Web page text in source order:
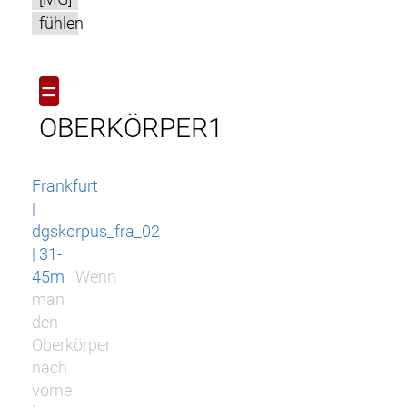
fühlen
=
OBERKÖRPER1
Frankfurt
|
dgskorpus_fra_02
| 31-
45m
Wenn
man
den
Oberkörper
nach
vorne